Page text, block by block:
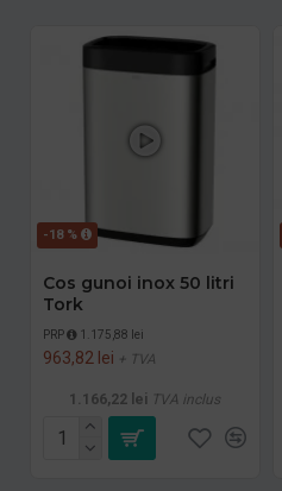
-18 %
Cos gunoi inox 50 litri
Tork
PRP 1.175,88 lei
963,82 lei + TVA
1.166,22 lei TVA inclus